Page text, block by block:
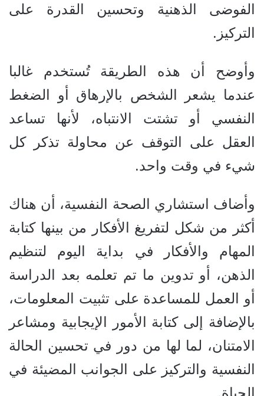
الفوضى الذهنية وتحسين القدرة على
التركيز.
وأوضح أن هذه الطريقة تُستخدم غالبا
عندما يشعر الشخص بالإرهاق أو الضغط
النفسي أو تشتت الانتباه، لأنها تساعد
العقل على التوقف عن محاولة تذكر كل
شيء في وقت واحد.
وأضاف استشاري الصحة النفسية، أن هناك
أكثر من شكل لتفريغ الأفكار من بينها كتابة
المهام والأفكار في بداية اليوم لتنظيم
الذهن، أو تدوين ما تم تعلمه بعد الدراسة
أو العمل للمساعدة على تثبيت المعلومات،
بالإضافة إلى كتابة الأمور الإيجابية ومشاعر
الامتنان، لما لها من دور في تحسين الحالة
النفسية والتركيز على الجوانب المضيئة في
الحياة.